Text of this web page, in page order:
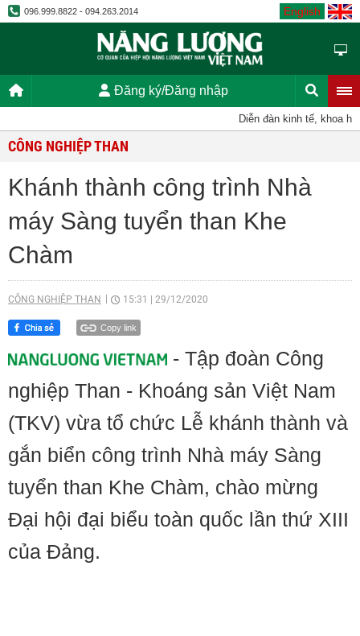
096.999.8822 - 094.263.2014 English
Đăng ký/Đăng nhập
Diễn đàn kinh tế, khoa
CÔNG NGHIỆP THAN
Khánh thành công trình Nhà
máy Sàng tuyển than Khe
Chàm
CÔNG NGHIỆP THAN 15:31 29/12/2020
Copy link
- Tập đoàn Công
nghiệp Than - Khoáng sản Việt Nam
(TKV) vừa tổ chức Lễ khánh thành và
gắn biển công trình Nhà máy Sàng
tuyển than Khe Chàm, chào mừng
Đại hội đại biểu toàn quốc lần thứ XIII
của Đảng.